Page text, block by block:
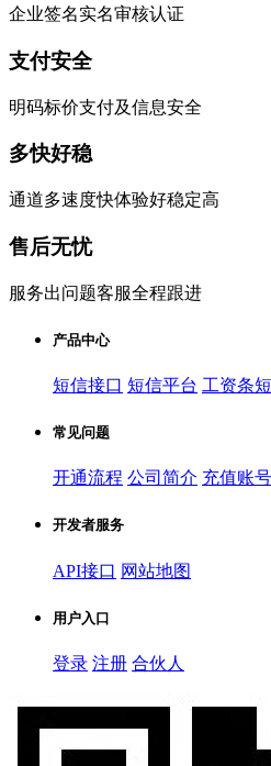
企业签名实名审核认证
支付安全
明码标价支付及信息安全
多快好稳
通道多速度快体验好稳定高
售后无忧
服务出问题客服全程跟进
产品中心
短信接口 短信平台 工资条
常见问题
开通流程 公司简介 充值账号
开发者服务
API接口 网站地图
用户入口
登录 注册 合伙人